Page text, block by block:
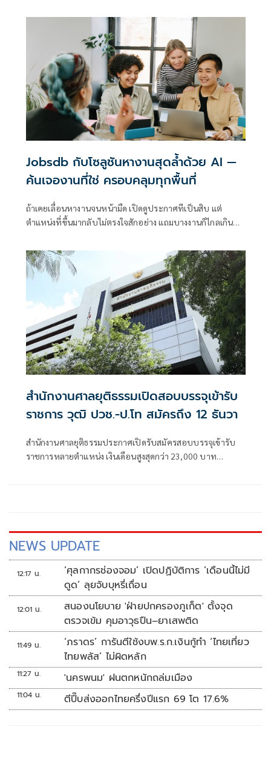
ร้านค้า
Jobsdb กับโซลูชันหางานสุดล้ำด้วย AI —
ค้นเจองานที่ใช่ ครอบคลุมทุกพื้นที่
ถ้าเคยเลื่อนหางานจนหน้ามืด เปิดดูประกาศทีเป็นสิบ แต่
ตำแหน่งที่ขึ้นมากลับไม่ตรงใจสักอย่าง แถมบางงานก็ไกลเกิน
สำนักงานศาลยุติธรรมเปิดสอบบรรจุเข้ารับ
ราชการ วุฒิ ปวช.-ป.โท สมัครถึง 12 ธันวา
สำนักงานศาลยุติธรรมประกาศเปิดรับสมัครสอบบรรจุเข้ารับ
ราชการหลายตำแหน่ง เงินเดือนสูงสุดกว่า 23,000 บาท
NEWS UPDATE
12:17 น.
‘ศุลกากรช่องจอม’ เปิดปฏิบัติการ ‘เดือนนี้ไม่มี
ดูด’ ลุยจับบุหรี่เถื่อน
12:01 น.
สนองนโยบาย 'ฝ่ายปกครองภูเก็ต' ตั้งจุด
ตรวจเข้ม คุมอาวุธปืน–ยาเสพติด
11:49 น.
‘ภราดร’ การันตีใช้งบพ.ร.ก.เงินกู้ทำ ‘ไทยเที่ยว
ไทยพลัส’ ไม่ผิดหลัก
11:27 น. 'นครพนม' ฝนตกหนักถล่มเมือง
11:04 น. ตีปี๊บส่งออกไทยครึ่งปีแรก 69 โต 17.6%